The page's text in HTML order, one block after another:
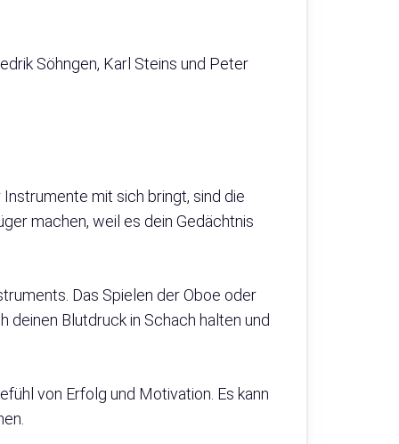
Söhngen, Karl Steins und Peter
mit sich bringt, sind die
machen, weil es dein Gedächtnis
Das Spielen der Oboe oder
deinen Blutdruck in Schach halten und
von Erfolg und Motivation. Es kann